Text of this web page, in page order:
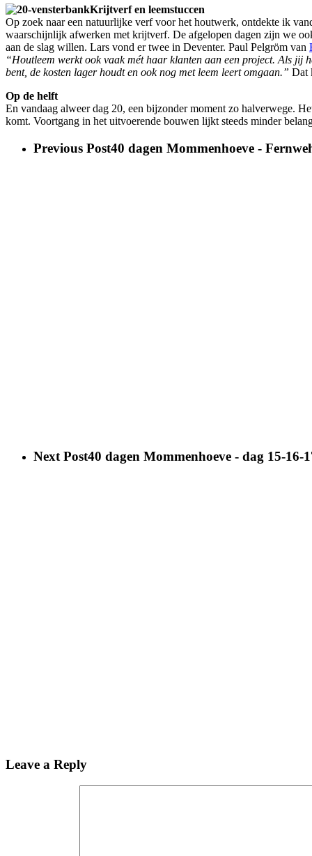
Krijtverf en leemstuccen
Op zoek naar een natuurlijke verf voor het houtwerk, ontdekte ik
waarschijnlijk afwerken met krijtverf. De afgelopen dagen zijn we
aan de slag willen. Lars vond er twee in Deventer. Paul Pelgröm van
“Houtleem werkt ook vaak mét haar klanten aan een project. Als jij
bent, de kosten lager houdt en ook nog met leem leert omgaan.” Dat
Op de helft
En vandaag alweer dag 20, een bijzonder moment zo halverwege.
komt. Voortgang in het uitvoerende bouwen lijkt steeds minder
Previous Post40 dagen Mommenhoeve -
Next Post40 dagen Mommenhoeve - dag 15-16-
Leave a Reply